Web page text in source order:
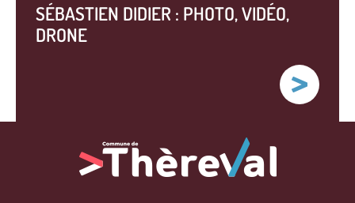
SÉBASTIEN DIDIER : PHOTO, VIDÉO,
DRONE